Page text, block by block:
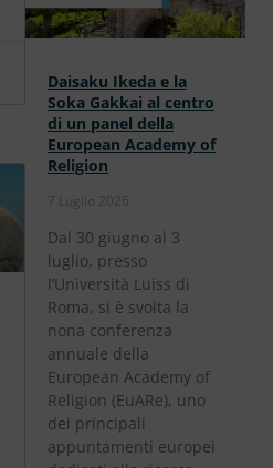
Daisaku Ikeda e la
Soka Gakkai al centro
di un panel della
European Academy of
Religion
7 Luglio 2026
Dal 30 giugno al 3
luglio, presso
l’Università Luiss di
Roma, si è svolta la
nona conferenza
annuale della
European Academy of
Religion (EuARe), uno
dei principali
appuntamenti europei